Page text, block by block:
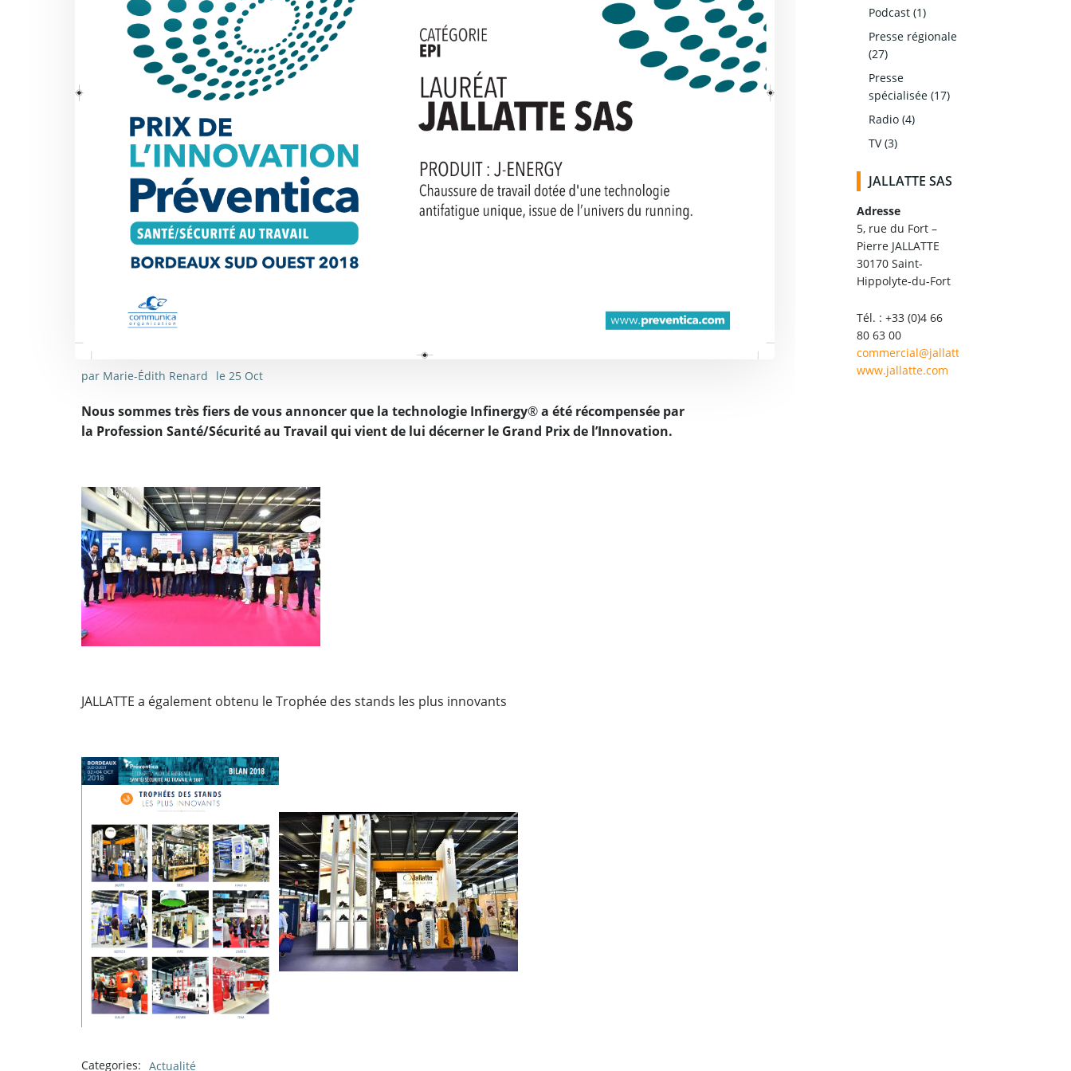
par Marie-Édith Renard le 25 Oct
Nous sommes très fiers de vous annoncer que la technologie Infinergy®a été récompensée par
la Profession Santé/Sécurité au Travail qui vientde lui décerner le Grand Prix de l’Innovation.
JALLATTE a également obtenu le Trophée des stands les plus innovants
Categories: Actualité
Podcast (1)
Presse régionale
(27)
Presse
spécialisée (17)
Radio (4)
TV(3)
JALLATTE SAS
Adresse
5, rue du Fort –
Pierre JALLATTE
30170 Saint-
Hippolyte-du-Fort
Tél. : +33 (0)4 66
80 63 00
commercial@jallatte.fr
www.jallatte.com